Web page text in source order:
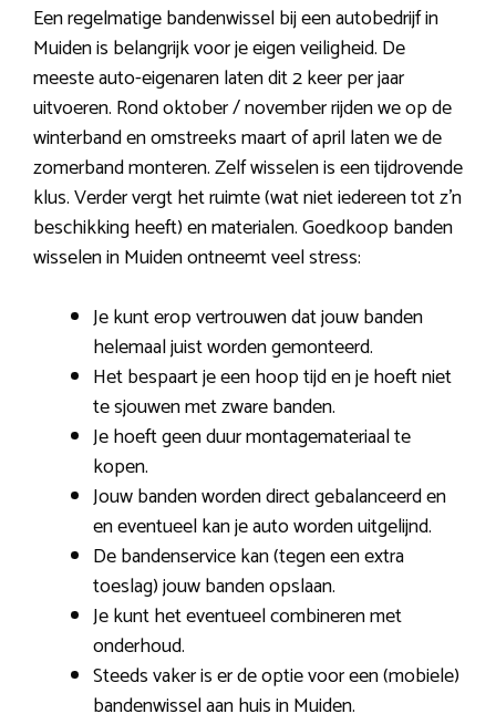
Een regelmatige bandenwissel bij een autobedrijf in
Muiden is belangrijk voor je eigen veiligheid. De
meeste auto-eigenaren laten dit 2 keer per jaar
uitvoeren. Rond oktober / november rijden we op de
winterband en omstreeks maart of april laten we de
zomerband monteren. Zelf wisselen is een tijdrovende
klus. Verder vergt het ruimte (wat niet iedereen tot z’n
beschikking heeft) en materialen. Goedkoop banden
wisselen in Muiden ontneemt veel stress:
Je kunt erop vertrouwen dat jouw banden
helemaal juist worden gemonteerd.
Het bespaart je een hoop tijd en je hoeft niet
te sjouwen met zware banden.
Je hoeft geen duur montagemateriaal te
kopen.
Jouw banden worden direct gebalanceerd en
en eventueel kan je auto worden uitgelijnd.
De bandenservice kan (tegen een extra
toeslag) jouw banden opslaan.
Je kunt het eventueel combineren met
onderhoud.
Steeds vaker is er de optie voor een (mobiele)
bandenwissel aan huis in Muiden.